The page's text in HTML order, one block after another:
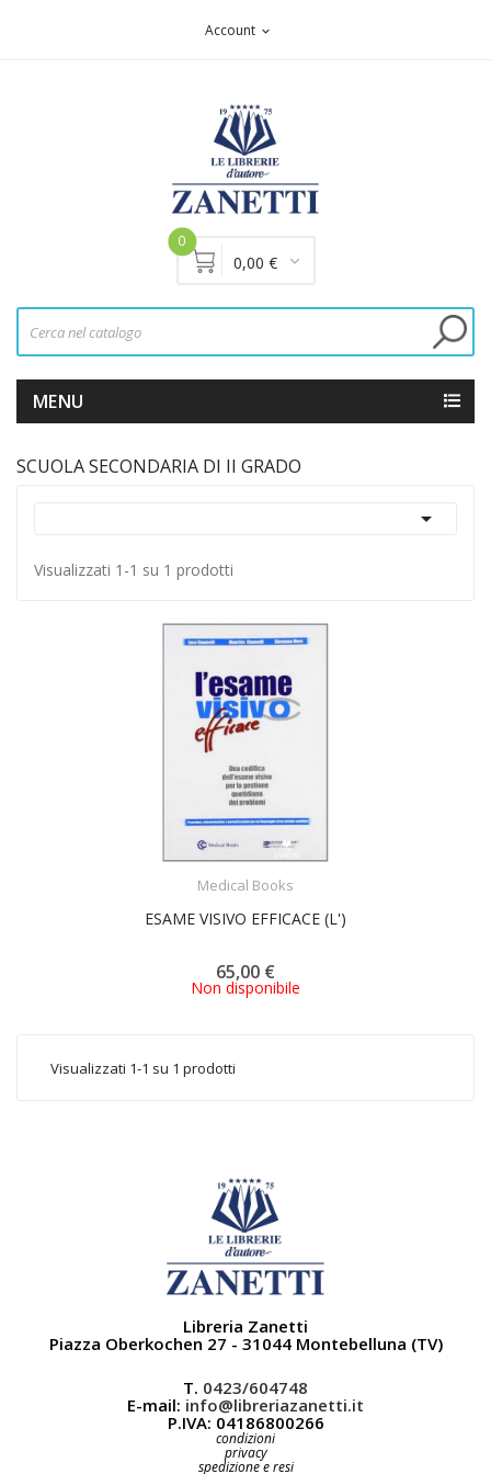
Account expand_more
0
0,00 €
MENU
SCUOLA SECONDARIA DI II GRADO

Visualizzati 1-1 su 1 prodotti
Medical Books
ESAME VISIVO EFFICACE (L')
65,00 €
Non disponibile
Visualizzati 1-1 su 1 prodotti
Libreria Zanetti
Piazza Oberkochen 27 - 31044 Montebelluna (TV)
T. 0423/604748
E-mail: info@libreriazanetti.it
P.IVA: 04186800266
condizioni
privacy
spedizione e resi